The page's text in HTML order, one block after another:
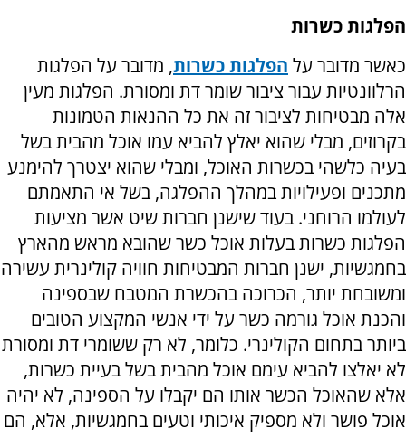
הפלגות כשרות
כאשר מדובר על הפלגות כשרות, מדובר על הפלגות
הרלוונטיות עבור ציבור שומר דת ומסורת. הפלגות מעין
אלה מבטיחות לציבור זה את כל ההנאות הטמונות
בקרוזים, מבלי שהוא יאלץ להביא עמו אוכל מהבית בשל
בעיה כלשהי בכשרות האוכל, ומבלי שהוא יצטרך להימנע
מתכנים ופעילויות במהלך ההפלגה, בשל אי התאמתם
לעולמו הרוחני. בעוד שישנן חברות שיט אשר מציעות
הפלגות כשרות בעלות אוכל כשר שהובא מראש מהארץ
בחמגשיות, ישנן חברות המבטיחות חוויה קולינרית עשירה
ומשובחת יותר, הכרוכה בהכשרת המטבח שבספינה
והכנת אוכל גורמה כשר על ידי אנשי המקצוע הטובים
ביותר בתחום הקולינרי. כלומר, לא רק ששומרי דת ומסורת
לא יאלצו להביא עימם אוכל מהבית בשל בעיית כשרות,
אלא שהאוכל הכשר אותו הם יקבלו על הספינה, לא יהיה
אוכל פושר ולא מספיק איכותי וטעים בחמגשיות, אלא, הם